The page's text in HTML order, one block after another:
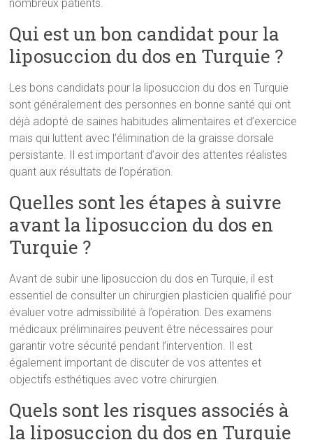
nombreux patients.
Qui est un bon candidat pour la
liposuccion du dos en Turquie ?
Les bons candidats pour la liposuccion du dos en Turquie
sont généralement des personnes en bonne santé qui ont
déjà adopté de saines habitudes alimentaires et d’exercice
mais qui luttent avec l’élimination de la graisse dorsale
persistante. Il est important d’avoir des attentes réalistes
quant aux résultats de l’opération.
Quelles sont les étapes à suivre
avant la liposuccion du dos en
Turquie ?
Avant de subir une liposuccion du dos en Turquie, il est
essentiel de consulter un chirurgien plasticien qualifié pour
évaluer votre admissibilité à l’opération. Des examens
médicaux préliminaires peuvent être nécessaires pour
garantir votre sécurité pendant l’intervention. Il est
également important de discuter de vos attentes et
objectifs esthétiques avec votre chirurgien.
Quels sont les risques associés à
la liposuccion du dos en Turquie